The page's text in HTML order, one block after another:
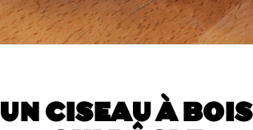
UN CISEAU À BOIS